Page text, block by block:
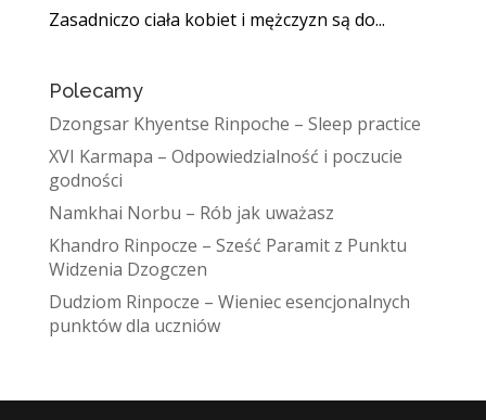
Zasadniczo ciała kobiet i mężczyzn są do...
Polecamy
Dzongsar Khyentse Rinpoche – Sleep practice
XVI Karmapa – Odpowiedzialność i poczucie
godności
Namkhai Norbu – Rób jak uważasz
Khandro Rinpocze – Sześć Paramit z Punktu
Widzenia Dzogczen
Dudziom Rinpocze – Wieniec esencjonalnych
punktów dla uczniów